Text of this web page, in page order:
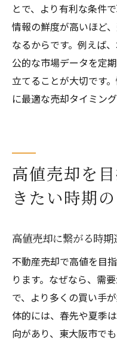
とで、より有利な条件
情報の鮮度が高いほど
なるからです。例えば
公的な市場データを定
立てることが大切です
に最適な売却タイミン
高値売却を
きたい時期
高値売却に繋がる時期
不動産売却で高値を目
ります。なぜなら、需
で、より多くの買い手
体的には、春先や夏季
向があり、東大阪市で